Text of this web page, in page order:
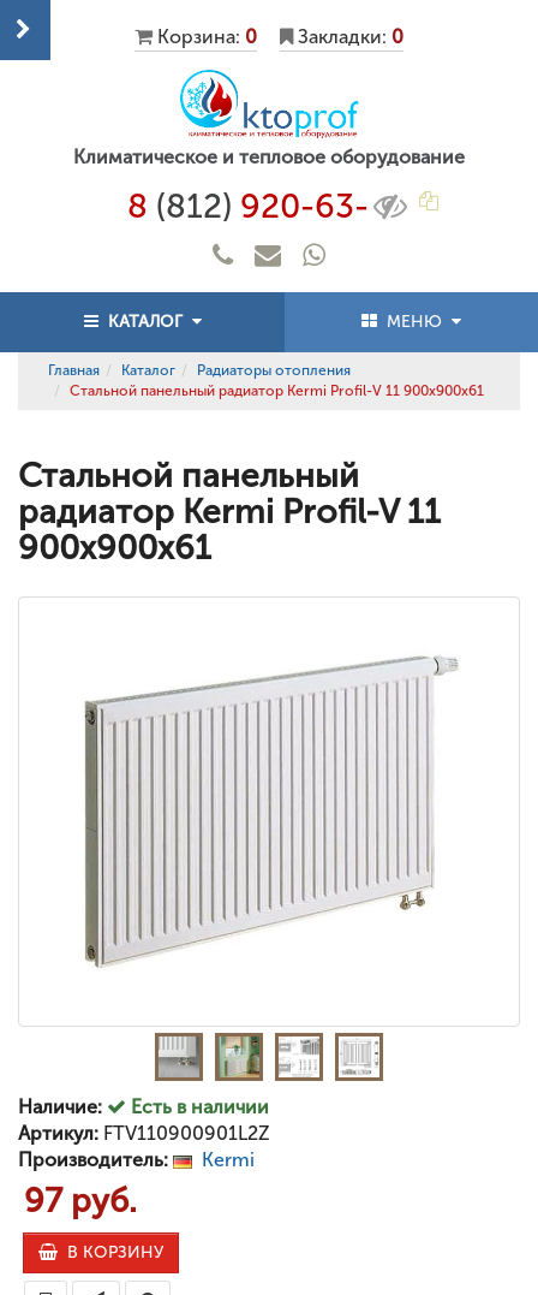
Корзина: 0 Закладки: 0
Климатическое и тепловое оборудование
8 (812) 920-63-
КАТАЛОГ МЕНЮ
Главная Каталог
Радиаторы отопления
Стальной панельный радиатор Kermi Profil-V 11 900x900x61
Стальной панельный
радиатор Kermi Profil-V 11
900x900x61
Наличие:
Есть в наличии
Артикул: FTV110900901L2Z
Производитель:
Kermi
97 руб.
В КОРЗИНУ